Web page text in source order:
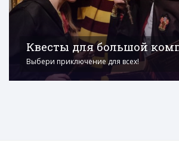
Квесты для большой
Выбери приключение для всех!